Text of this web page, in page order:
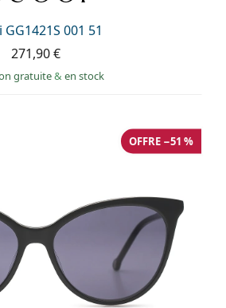
GG1421S 001 51
271,90 €
gratuite& en stock
OFFRE −51 %